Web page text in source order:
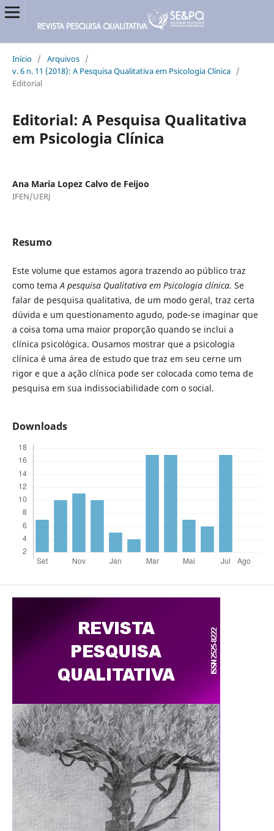
Início / Arquivos /
v. 6 n. 11 (2018): A Pesquisa Qualitativa em Psicologia Clí­nica /
Editorial
Editorial: A Pesquisa Qualitativa
em Psicologia Clínica
Ana Maria Lopez Calvo de Feijoo
IFEN/UERJ
Resumo
Este volume que estamos agora trazendo ao público traz
como temaA pesquisa Qualitativa em Psicologia clínica. Se
falar de pesquisa qualitativa, de um modo geral, traz certa
dúvida e um questionamento agudo, pode-se imaginar que
a coisa toma uma maior proporção quando se inclui a
clínica psicológica. Ousamos mostrar que a psicologia
clínica é uma área de estudo que traz em seu cerne um
rigor e que a ação clínica pode ser colocada como tema de
pesquisa em sua indissociabilidade com o social.
Downloads